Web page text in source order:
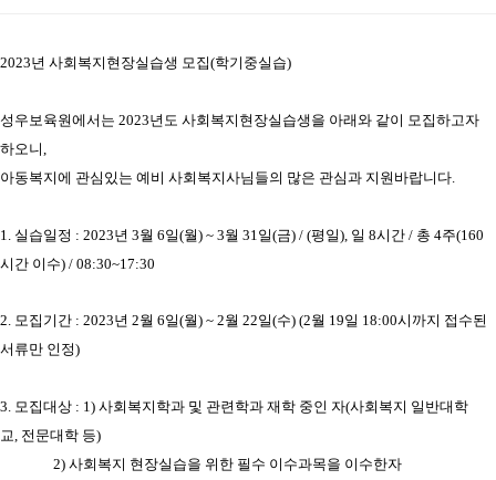
2023년 사회복지현장실습생 모집(학기중실습)
성우보육원에서는 2023년도 사회복지현장실습생을 아래와 같이 모집하고자
하오니,
아동복지에 관심있는 예비 사회복지사님들의 많은 관심과 지원바랍니다.
1. 실습일정 : 2023년 3월 6일(월) ~ 3월 31일(금) / (평일), 일 8시간 / 총 4주(160
시간 이수) / 08:30~17:30
2. 모집기간 : 2023년 2월 6일(월) ~ 2월 22일(수) (2월 19일 18:00시까지 접수된
서류만 인정)
3. 모집대상 : 1) 사회복지학과 및 관련학과 재학 중인 자(사회복지 일반대학
교, 전문대학 등)
2) 사회복지 현장실습을 위한 필수 이수과목을 이수한자